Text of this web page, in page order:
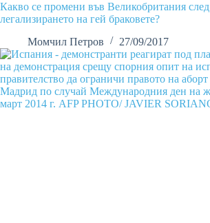
Какво се промени във Великобритания след
легализирането на гей браковете?
Момчил Петров
27/09/2017